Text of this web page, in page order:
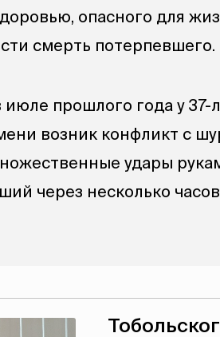
опасного для
смерть потерпевшего.
прошлого года у 37-
возник конфликт с
удары
через несколько